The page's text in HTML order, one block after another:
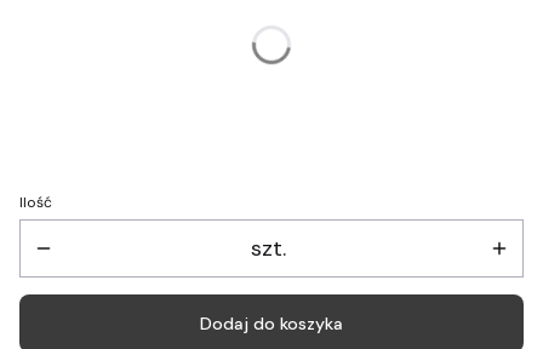
(+10,00 zł)
Ilość
szt.
Dodaj do koszyka